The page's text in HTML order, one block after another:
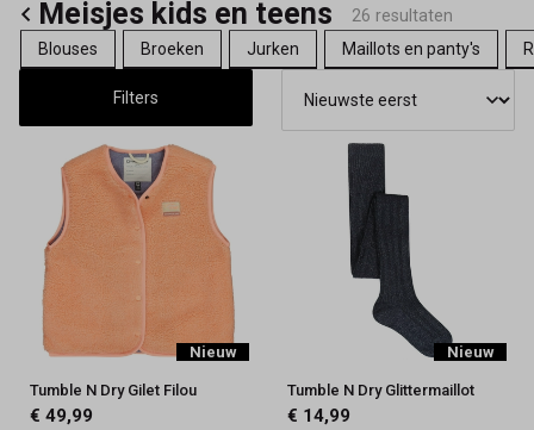
Dry
meisjes
Keez&Co
Meisjes kids en teens
26 resultaten
Blouses
Broeken Jurken Maillots en panty's
Filters
Nieuw
Tumble N Dry Gilet Filou
€ 49,99
Nieuw
Tumble N Dry Glittermaillot
€ 14,99